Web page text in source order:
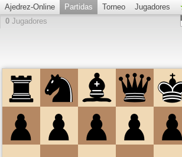
Ajedrez-Online Partidas Torneo Jugadores
0 Jugadores